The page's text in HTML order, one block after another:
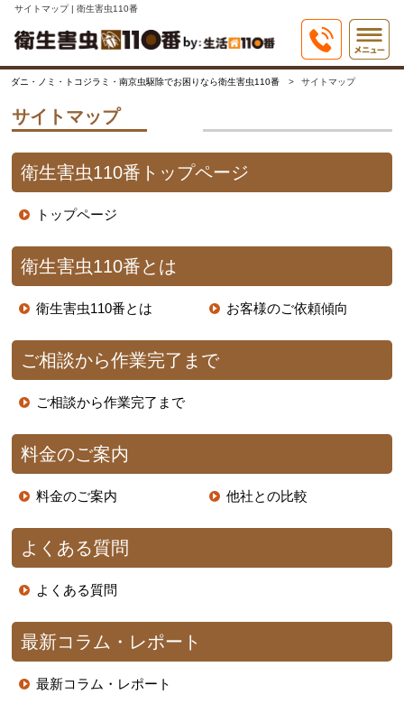
サイトマップ | 衛生害虫110番
ダニ・ノミ・トコジラミ・南京虫駆除でお困りなら衛生害虫110番 サイトマップ
サイトマップ
衛生害虫110番トップページ
トップページ
衛生害虫110番とは
衛生害虫110番とは お客様のご依頼傾向
ご相談から作業完了まで
ご相談から作業完了まで
料金のご案内
料金のご案内 他社との比較
よくある質問
よくある質問
最新コラム・レポート
最新コラム・レポート